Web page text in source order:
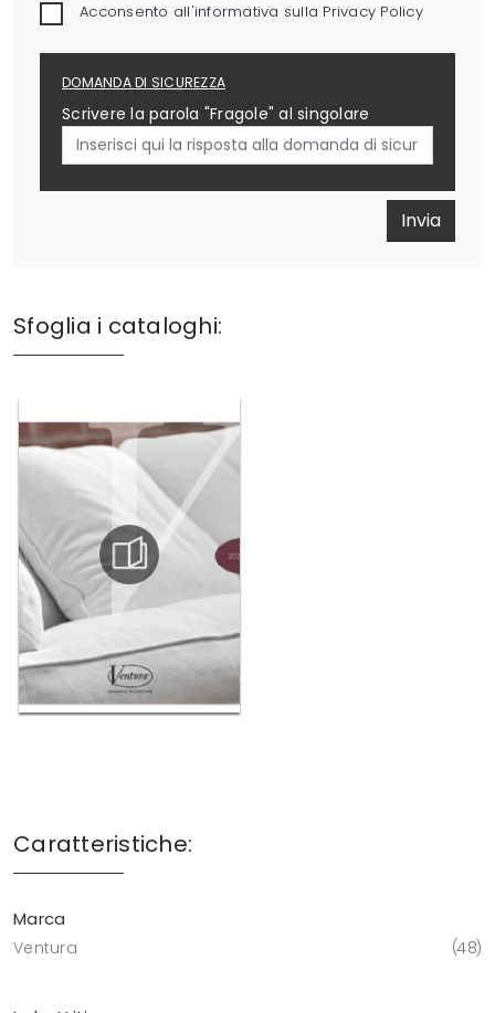
Acconsento all'informativa sulla Privacy Policy
DOMANDA DI SICUREZZA
Scrivere la parola "Fragole" al singolare
Invia
Sfoglia i cataloghi:
Caratteristiche:
Marca
Ventura 48